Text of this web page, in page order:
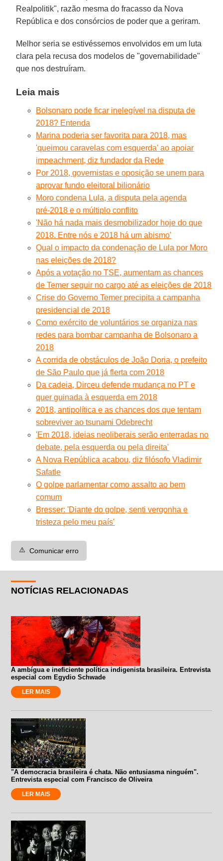
Realpolitik", razão mesma do fracasso da Nova
República e dos consórcios de poder que a geriram.
Melhor seria se estivéssemos envolvidos em um luta
clara pela recusa dos modelos de "governabilidade"
que nos destruíram.
Leia mais
Bolsonaro pode ficar inelegível na disputa de
2018? Entenda
Marina poderia ser favorita para 2018, mas
'queimou caravelas com esquerda' ao apoiar
impeachment, diz fundador da Rede
Por 2018, governistas e oposição se unem para
aprovar fundo eleitoral bilionário
Moro condena Lula, a disputa pela agenda
pré-2018 e o múltiplo conflito
'Não há nada mais desmobilizador hoje do que
2018. Entre nós e 2018 há um abismo'
Qual o impacto da condenação de Lula por Moro
nas eleições de 2018?
Após a votação no TSE, aumentam as chances
de Temer seguir no cargo até as eleições de 2018
Crise do Governo Temer precipita a campanha
presidencial de 2018
Como exército de voluntários se organiza nas
redes para bombar campanha de Bolsonaro a
2018
A corrida de obstáculos de João Doria, o prefeito
de São Paulo que já flerta com 2018
Da cadeia, Dirceu defende mudança no PT e
quer guinada à esquerda em 2018
2018, antipolítica e as chances dos que tentam
sobreviver ao tsunami Odebrecht
'Em 2018, ideias neoliberais serão enterradas no
debate, pela esquerda ou pela direita'
A Nova República acabou, diz filósofo Vladimir
Safatle
O golpe parlamentar como assalto ao bem
comum
Bresser: 'Diante do golpe, senti vergonha e
tristeza pelo meu país'
⚠️ Comunicar erro
NOTÍCIAS RELACIONADAS
A ambígua e ineficiente política indigenista brasileira. Entrevista
especial com Egydio Schwade
LER MAIS
"A democracia brasileira é chata. Não entusiasma ninguém".
Entrevista especial com Francisco de Oliveira
LER MAIS